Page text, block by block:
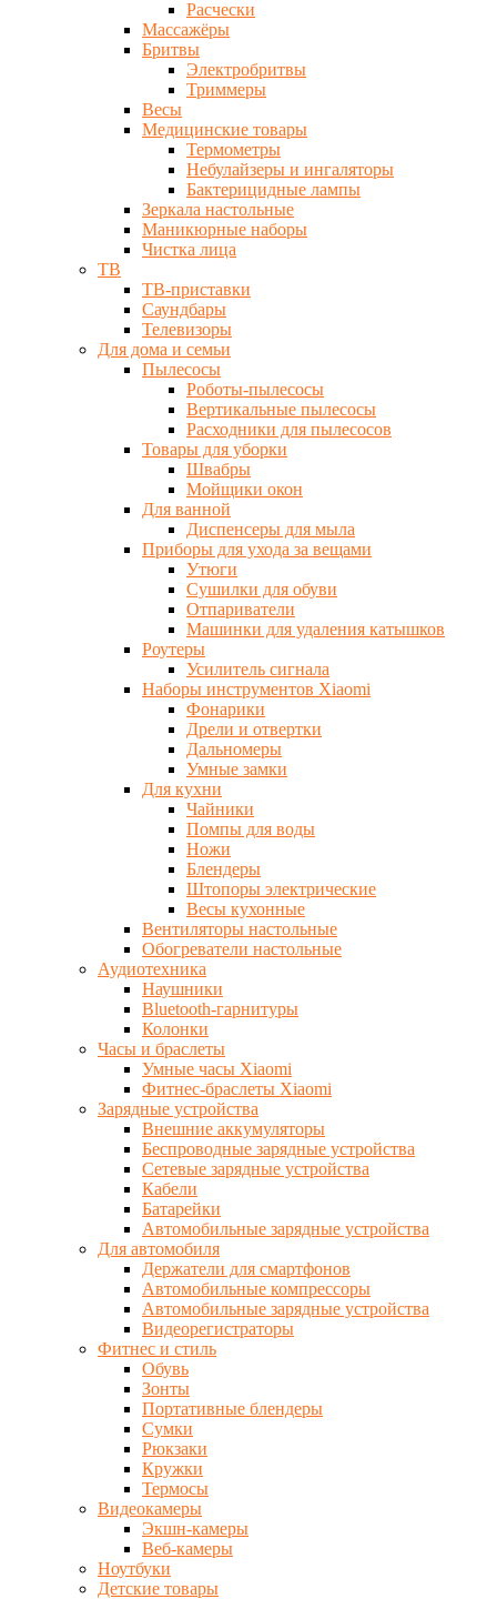
Расчески
Массажёры
Бритвы
Электробритвы
Триммеры
Весы
Медицинские товары
Термометры
Небулайзеры и ингаляторы
Бактерицидные лампы
Зеркала настольные
Маникюрные наборы
Чистка лица
ТВ
ТВ-приставки
Саундбары
Телевизоры
Для дома и семьи
Пылесосы
Роботы-пылесосы
Вертикальные пылесосы
Расходники для пылесосов
Товары для уборки
Швабры
Мойщики окон
Для ванной
Диспенсеры для мыла
Приборы для ухода за вещами
Утюги
Сушилки для обуви
Отпариватели
Машинки для удаления катышков
Роутеры
Усилитель сигнала
Наборы инструментов Xiaomi
Фонарики
Дрели и отвертки
Дальномеры
Умные замки
Для кухни
Чайники
Помпы для воды
Ножи
Блендеры
Штопоры электрические
Весы кухонные
Вентиляторы настольные
Обогреватели настольные
Аудиотехника
Наушники
Bluetooth-гарнитуры
Колонки
Часы и браслеты
Умные часы Xiaomi
Фитнес-браслеты Xiaomi
Зарядные устройства
Внешние аккумуляторы
Беспроводные зарядные устройства
Сетевые зарядные устройства
Кабели
Батарейки
Автомобильные зарядные устройства
Для автомобиля
Держатели для смартфонов
Автомобильные компрессоры
Автомобильные зарядные устройства
Видеорегистраторы
Фитнес и стиль
Обувь
Зонты
Портативные блендеры
Сумки
Рюкзаки
Кружки
Термосы
Видеокамеры
Экшн-камеры
Веб-камеры
Ноутбуки
Детские товары